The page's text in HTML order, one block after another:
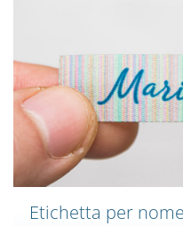
Etichetta per